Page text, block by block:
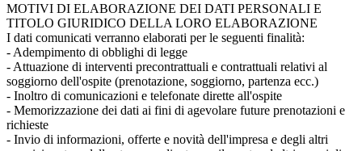
MOTIVI DI ELABORAZIONE DEI DATI PERSONALI E
TITOLO GIURIDICO DELLA LORO ELABORAZIONE
I dati comunicati verranno elaborati per le seguenti finalità:
- Adempimento di obblighi di legge
- Attuazione di interventi precontrattuali e contrattuali relativi al
soggiorno dell'ospite (prenotazione, soggiorno, partenza ecc.)
- Inoltro di comunicazioni e telefonate dirette all'ospite
- Memorizzazione dei dati ai fini di agevolare future prenotazioni e
richieste
- Invio di informazioni, offerte e novità dell'impresa e degli altri